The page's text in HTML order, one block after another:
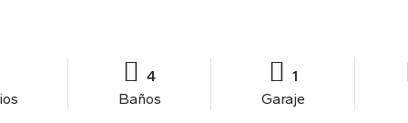
4
Baños
1
Garaje